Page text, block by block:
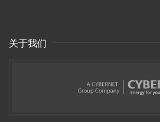
关于我们